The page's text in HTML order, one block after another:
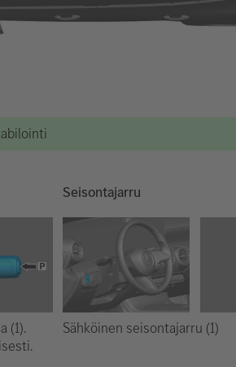
(1).
Seisontajarru
Sähköinen seisontajarru (1)